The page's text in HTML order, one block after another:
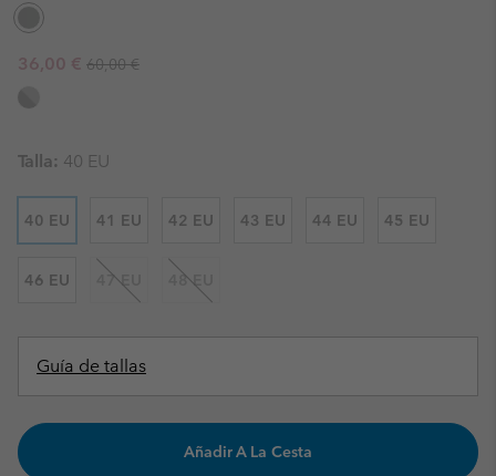
Sale price:
36,00 € Regular price:
60,00 €
Talla: 40 EU
40 EU 41 EU 42 EU 43 EU 44 EU 45 EU
46 EU 47 EU 48 EU
Guía de tallas
Añadir A La Cesta